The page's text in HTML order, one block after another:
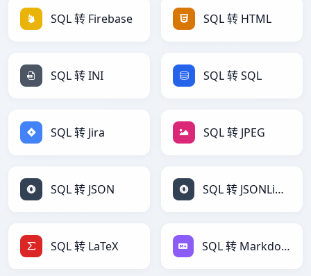
SQL 转 Firebase SQL 转 HTML
SQL 转 INI SQL 转 SQL
SQL 转 Jira SQL 转 JPEG
SQL 转 JSON SQL 转 JSONLines
SQL 转 LaTeX SQL 转 Markdown